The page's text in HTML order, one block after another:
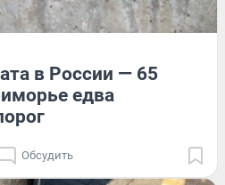
в России — 65
едва
Обсудить